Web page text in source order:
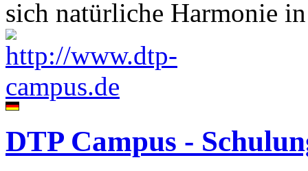
sich natürliche Harmonie
DTP Campus -